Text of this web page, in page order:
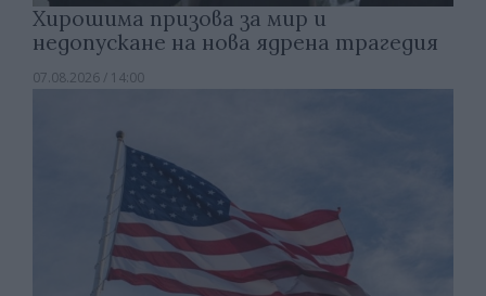
Хирошима призова за мир и
недопускане на нова ядрена трагедия
07.08.2026 / 14:00